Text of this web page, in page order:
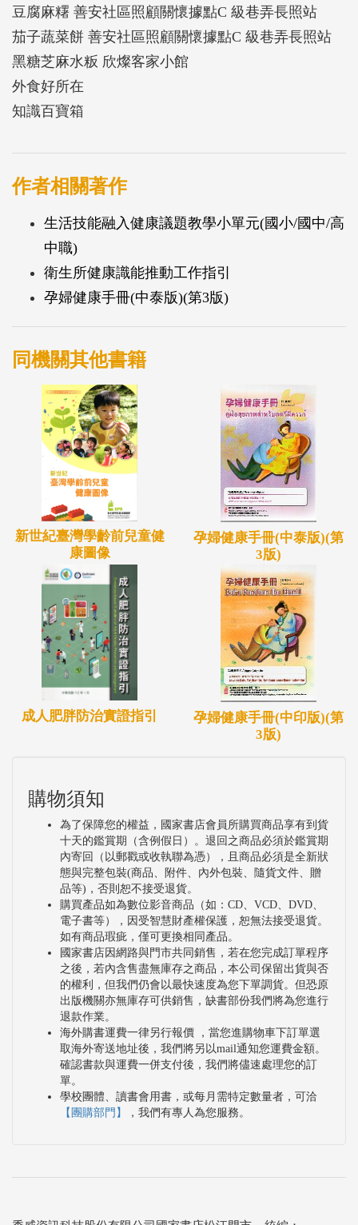
豆腐麻糬 善安社區照顧關懷據點C 級巷弄長照站
茄子蔬菜餅 善安社區照顧關懷據點C 級巷弄長照站
黑糖芝麻水粄 欣燦客家小館
外食好所在
知識百寶箱
作者相關著作
生活技能融入健康議題教學小單元(國小/國中/高
中職)
衛生所健康識能推動工作指引
孕婦健康手冊(中泰版)(第3版)
同機關其他書籍
新世紀臺灣學齡前兒童健
康圖像
孕婦健康手冊(中泰版)(第
3版)
成人肥胖防治實證指引
孕婦健康手冊(中印版)(第
3版)
購物須知
為了保障您的權益，國家書店會員所購買商品享有到貨
十天的鑑賞期（含例假日）。退回之商品必須於鑑賞期
內寄回（以郵戳或收執聯為憑），且商品必須是全新狀
態與完整包裝(商品、附件、內外包裝、隨貨文件、贈
品等)，否則恕不接受退貨。
購買產品如為數位影音商品（如：CD、VCD、DVD、
電子書等），因受智慧財產權保護，恕無法接受退貨。
如有商品瑕疵，僅可更換相同產品。
國家書店因網路與門市共同銷售，若在您完成訂單程序
之後，若內含售盡無庫存之商品，本公司保留出貨與否
的權利，但我們仍會以最快速度為您下單調貨。但恐原
出版機關亦無庫存可供銷售，缺書部份我們將為您進行
退款作業。
海外購書運費一律另行報價 ，當您進購物車下訂單選
取海外寄送地址後，我們將另以mail通知您運費金額。
確認書款與運費一併支付後，我們將儘速處理您的訂
單。
學校團體、讀書會用書，或每月需特定數量者，可洽
【團購部門】
，我們有專人為您服務。